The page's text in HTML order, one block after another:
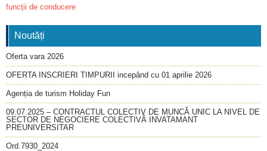
funcții de conducere
Noutăți
Oferta vara 2026
OFERTA INSCRIERI TIMPURII incepând cu 01 aprilie 2026
Agenția de turism Holiday Fun
09.07.2025 – CONTRACTUL COLECTIV DE MUNCĂ UNIC LA NIVEL DE
SECTOR DE NEGOCIERE COLECTIVĂ INVATAMANT
PREUNIVERSITAR
Ord.7930_2024